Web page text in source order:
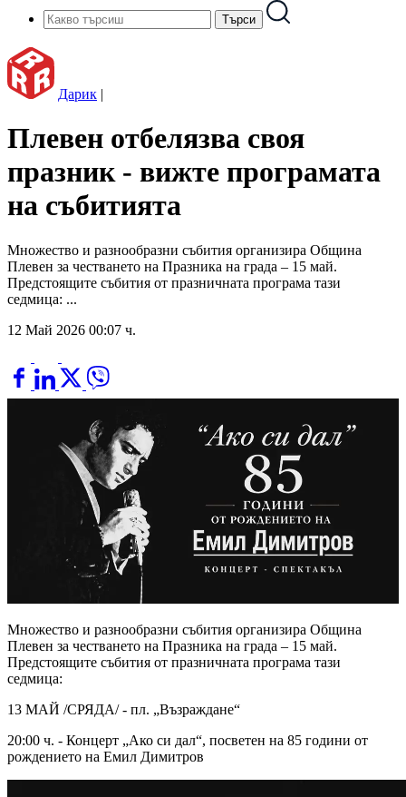
Дарик |
Плевен отбелязва своя
празник - вижте програмата
на събитията
Множество и разнообразни събития организира Община
Плевен за честването на Празника на града – 15 май.
Предстоящите събития от празничната програма тази
седмица: ...
12 Май 2026 00:07 ч.
Множество и разнообразни събития организира Община
Плевен за честването на Празника на града – 15 май.
Предстоящите събития от празничната програма тази
седмица:
13 МАЙ /СРЯДА/ - пл. „Възраждане“
20:00 ч. - Концерт „Ако си дал“, посветен на 85 години от
рождението на Емил Димитров